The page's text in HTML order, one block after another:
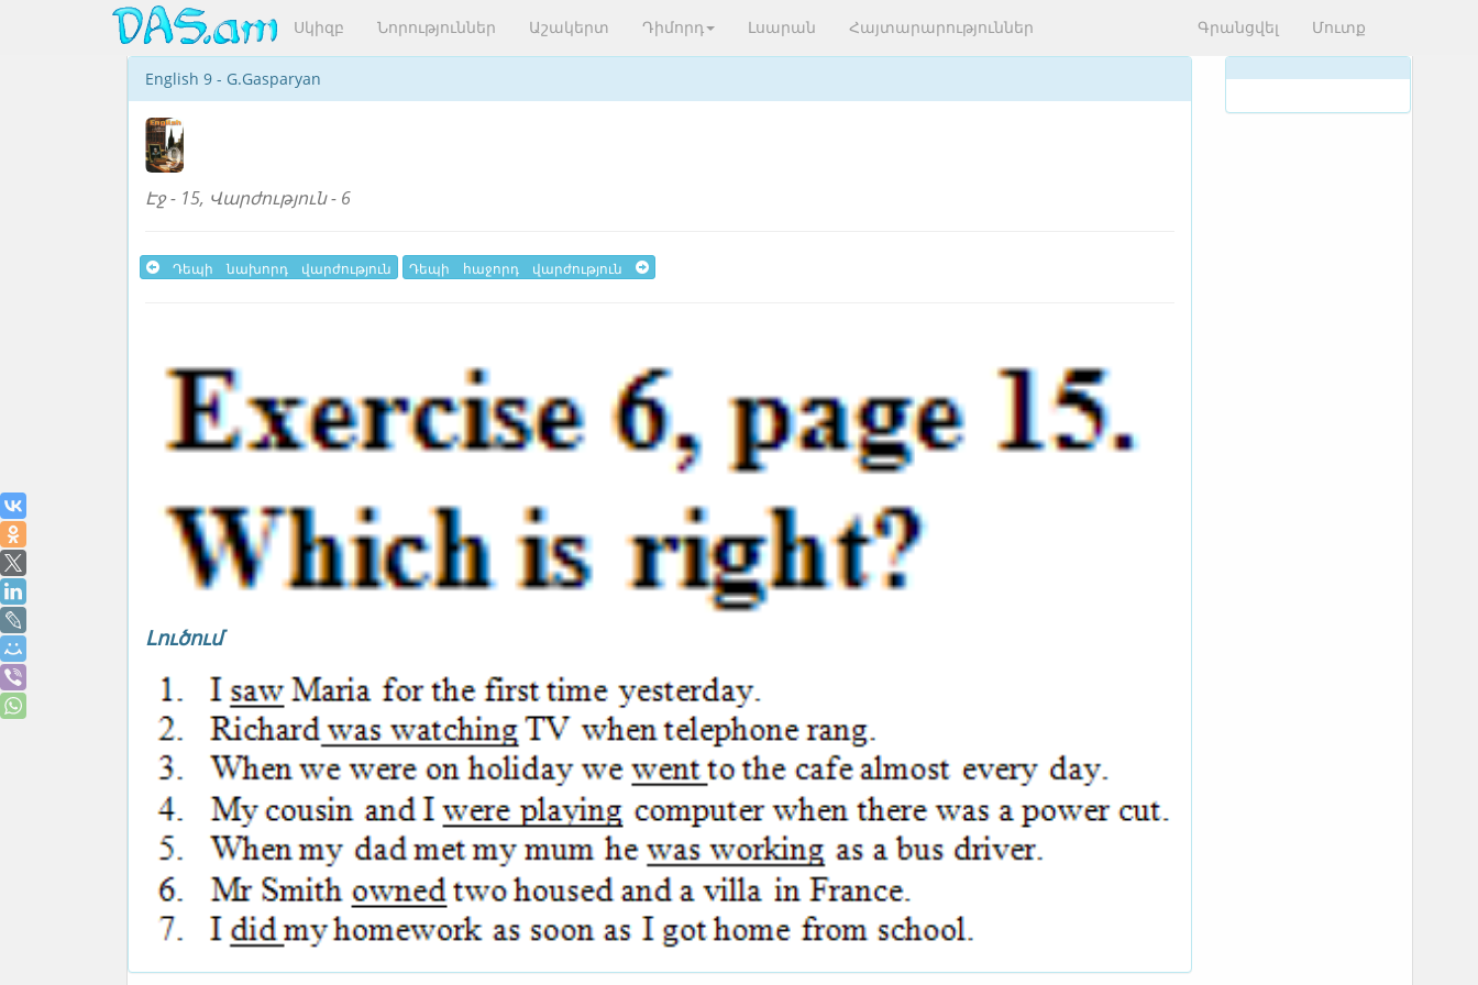
Սկիզբ Նորություններ Աշակերտ Դիմորդ Լսարան Հայտարարություններ Գրանցվել Մուտք
English 9 - G.Gasparyan
Էջ - 15, Վարժություն - 6
Դեպի նախորդ վարժություն Դեպի հաջորդ վարժություն
Լուծում